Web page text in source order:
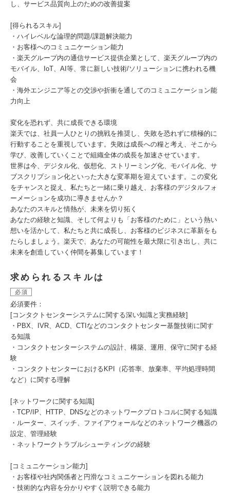
し、サービス品質向上のための改善提案
[得られるスキル]
・ハイレベルな論理的問題/課題解決能力
・お客様へのコミュニケーション能力
・楽天グループ内の通信サービス提供企業として、楽天グループ内の
モバイル、IoT、AI等、常に新しい技術/ソリューションに携われる機
会
・海外エンジニア等との交渉や折衝を通してのコミュニケーション能
力向上
変化を恐れず、共に成長できる環境
楽天では、社員一人ひとりの挑戦を推奨し、失敗を恐れずに積極的に
行動することを重視しています。失敗は成長への糧と考え、そこから
学び、改善していくことで組織全体の成長を加速させています。
世界は今、デジタル化、仮想化、ストリーミング化、モバイル化、サ
ブスクリプション化といった大きな変革期を迎えています。この変化
をチャンスと捉え、私たちと一緒に乗り越え、お客様のデジタルフォ
ーメーションを成功に導きませんか？
あなたのスキルと情熱が、未来を切り拓く
あなたの経験と知識、そして何よりも「お客様のために」という熱い
想いを活かして、私たちと共に成長し、お客様のビジネスに革新をも
たらしましょう。楽天で、あなたの可能性を最大限に引き出し、共に
未来を創造していく仲間を募集しています！
求められるスキルは
必須
必須要件：
[コンタクトセンターシステムに関する深い知識と実務経験]
・PBX、IVR、ACD、CTIなどのコンタクトセンター基盤技術に関す
る知識
・コンタクトセンターシステムの設計、構築、運用、保守に関する経
験
・コンタクトセンターにおけるKPI（応答率、放棄率、平均処理時間
など）に関する理解
[ネットワークに関する知識]
・TCP/IP、HTTP、DNSなどのネットワークプロトコルに関する知識
・ルーター、スイッチ、ファイアウォールなどのネットワーク機器の
設定、管理経験
・ネットワークトラブルシューティングの経験
[コミュニケーション能力]
・お客様や社内関係者と円滑なコミュニケーションを図れる能力
・技術的な内容を分かりやすく説明できる能力